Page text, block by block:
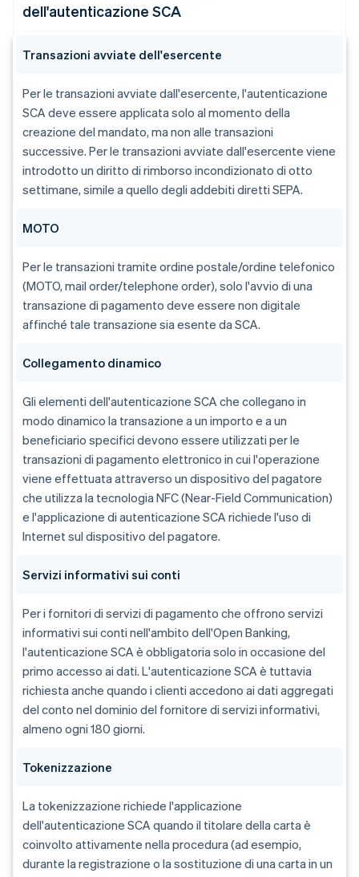
dell'autenticazione SCA
Transazioni avviate dell'esercente
Per le transazioni avviate dall'esercente, l'autenticazione
SCA deve essere applicata solo al momento della
creazione del mandato, ma non alle transazioni
successive. Per le transazioni avviate dall'esercente viene
introdotto un diritto di rimborso incondizionato di otto
settimane, simile a quello degli addebiti diretti SEPA.
MOTO
Per le transazioni tramite ordine postale/ordine telefonico
(MOTO, mail order/telephone order), solo l'avvio di una
transazione di pagamento deve essere non digitale
affinché tale transazione sia esente da SCA.
Collegamento dinamico
Gli elementi dell'autenticazione SCA che collegano in
modo dinamico la transazione a un importo e a un
beneficiario specifici devono essere utilizzati per le
transazioni di pagamento elettronico in cui l'operazione
viene effettuata attraverso un dispositivo del pagatore
che utilizza la tecnologia NFC (Near-Field Communication)
e l'applicazione di autenticazione SCA richiede l'uso di
Internet sul dispositivo del pagatore.
Servizi informativi sui conti
Per i fornitori di servizi di pagamento che offrono servizi
informativi sui conti nell'ambito dell'Open Banking,
l'autenticazione SCA è obbligatoria solo in occasione del
primo accesso ai dati. L'autenticazione SCA è tuttavia
richiesta anche quando i clienti accedono ai dati aggregati
del conto nel dominio del fornitore di servizi informativi,
almeno ogni 180 giorni.
Tokenizzazione
La tokenizzazione richiede l'applicazione
dell'autenticazione SCA quando il titolare della carta è
coinvolto attivamente nella procedura (ad esempio,
durante la registrazione o la sostituzione di una carta in un